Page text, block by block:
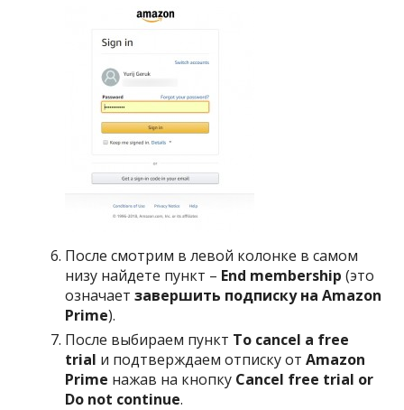
После смотрим в левой колонке в самом
низу найдете пункт – End membership (это
означаетзавершить подписку на Amazon
Prime).
После выбираем пункт To cancel a free
trial и подтверждаем отписку отAmazon
Prime нажав на кнопку Cancel free trial or
Do not continue.